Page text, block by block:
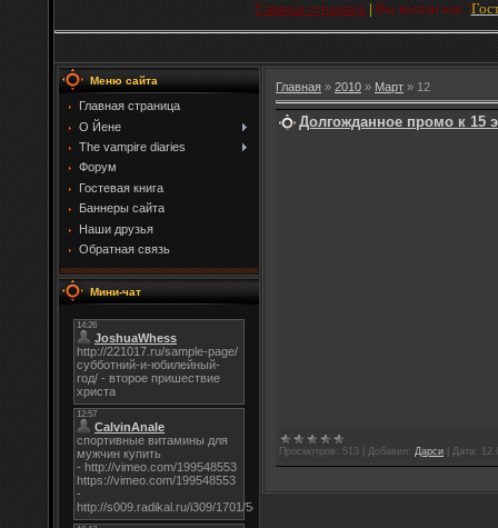
Главная страница | Вы вошли как "
Меню сайта
Главная страница
О Йене
The vampire diaries
Форум
Гостевая книга
Баннеры сайта
Наши друзья
Обратная связь
Мини-чат
Главная » 2010 » Март » 12
Долгожданное промо к 15
Просмотров: 513 Добавил: Дарси Дата: